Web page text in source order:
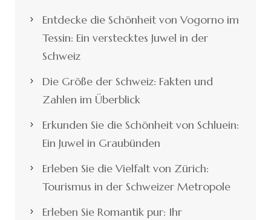
Entdecke die Schönheit von Vogorno im
Tessin: Ein verstecktes Juwel in der
Schweiz
Die Größe der Schweiz: Fakten und
Zahlen im Überblick
Erkunden Sie die Schönheit von Schluein:
Ein Juwel in Graubünden
Erleben Sie die Vielfalt von Zürich:
Tourismus in der Schweizer Metropole
Erleben Sie Romantik pur: Ihr